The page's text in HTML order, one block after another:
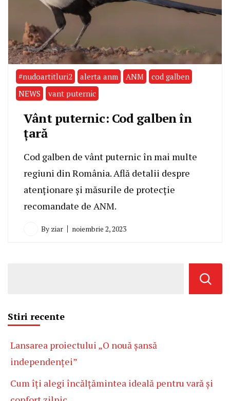
#nudoartitluri2 alerta anm ANM
cod galben
NEWS
vant puternic
Vânt puternic: Cod galben în
țară
Cod galben de vânt puternic în mai multe
regiuni din România. Află detalii despre
atenționare și măsurile de protecție
recomandate de ANM.
By ziar noiembrie 2, 2023
Stiri recente
Lansarea proiectului „O nouă șansă
independenței”
Cum îți alegi încălțămintea ideală pentru vară și